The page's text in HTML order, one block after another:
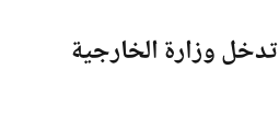
وزارة الخارجية